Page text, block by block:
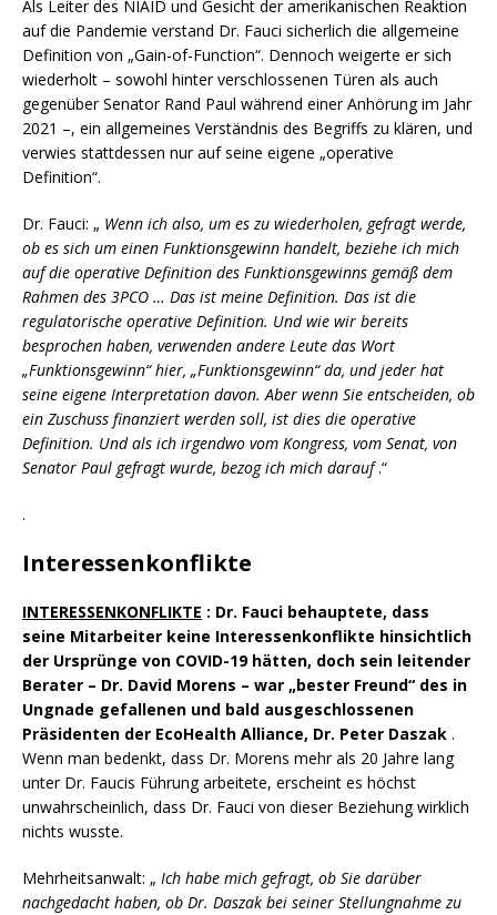
Als Leiter des NIAID und Gesicht der amerikanischen Reaktion
auf die Pandemie verstand Dr. Fauci sicherlich die allgemeine
Definition von „Gain-of-Function“. Dennoch weigerte er sich
wiederholt – sowohl hinter verschlossenen Türen als auch
gegenüber Senator Rand Paul während einer Anhörung im Jahr
2021 –, ein allgemeines Verständnis des Begriffs zu klären, und
verwies stattdessen nur auf seine eigene „operative
Definition“.
Dr. Fauci: „ Wenn ich also, um es zu wiederholen, gefragt werde,
ob es sich um einen Funktionsgewinn handelt, beziehe ich mich
auf die operative Definition des Funktionsgewinns gemäß dem
Rahmen des 3PCO … Das ist meine Definition. Das ist die
regulatorische operative Definition. Und wie wir bereits
besprochen haben, verwenden andere Leute das Wort
„Funktionsgewinn“ hier, „Funktionsgewinn“ da, und jeder hat
seine eigene Interpretation davon. Aber wenn Sie entscheiden, ob
ein Zuschuss finanziert werden soll, ist dies die operative
Definition. Und als ich irgendwo vom Kongress, vom Senat, von
Senator Paul gefragt wurde, bezog ich mich darauf.“
.
Interessenkonflikte
INTERESSENKONFLIKTE : Dr. Fauci behauptete, dass
seine Mitarbeiter keine Interessenkonflikte hinsichtlich
der Ursprünge von COVID-19 hätten, doch sein leitender
Berater – Dr. David Morens – war „bester Freund“ des in
Ungnade gefallenen und bald ausgeschlossenen
Präsidenten der EcoHealth Alliance, Dr. Peter Daszak .
Wenn man bedenkt, dass Dr. Morens mehr als 20 Jahre lang
unter Dr. Faucis Führung arbeitete, erscheint es höchst
unwahrscheinlich, dass Dr. Fauci von dieser Beziehung wirklich
nichts wusste.
Mehrheitsanwalt: „ Ich habe mich gefragt, ob Sie darüber
nachgedacht haben, ob Dr. Daszak bei seiner Stellungnahme zu